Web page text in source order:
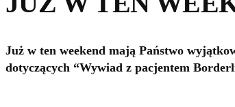
Już w ten weekend mają Państwo
dotyczących “Wywiad z pacjentem